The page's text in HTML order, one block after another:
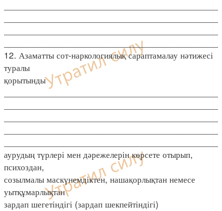
12. Азаматты сот-наркологиялық сараптамалау нәтижесі
туралы
қорытынды
аурудың түрлері мен дәрежелерін көрсете отырып,
психоздан,
созылмалы маскүнемдіктен, нашақорлықтан немесе
уытқұмарлықтан
зардап шегетіндігі (зардап шекпейтіндігі)